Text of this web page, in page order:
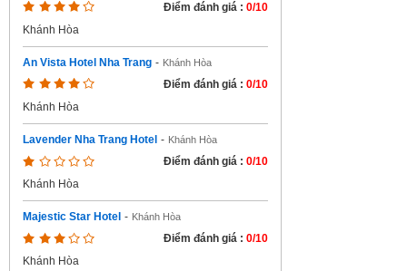
Điểm đánh giá : 0/10
Khánh Hòa
An Vista Hotel Nha Trang - Khánh Hòa
Điểm đánh giá : 0/10
Khánh Hòa
Lavender Nha Trang Hotel - Khánh Hòa
Điểm đánh giá : 0/10
Khánh Hòa
Majestic Star Hotel - Khánh Hòa
Điểm đánh giá : 0/10
Khánh Hòa